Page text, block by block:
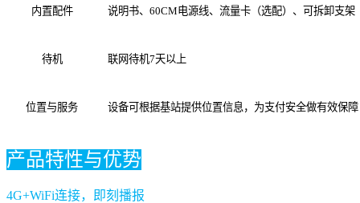
内置配件 说明书、60CM电源线、流量卡（选配）、可拆卸支架
待机 联网待机7天以上
位置与服务 设备可根据基站提供位置信息，为支付安全做有效保障
产品特性与优势
4G+WiFi连接，即刻播报